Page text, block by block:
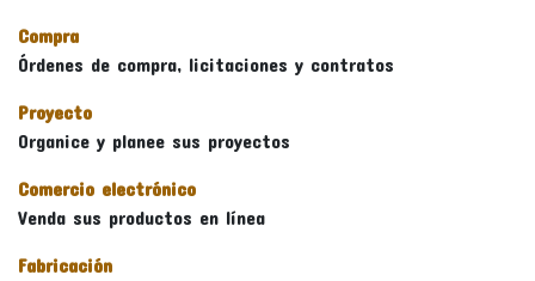
Compra
Órdenes de compra, licitaciones y contratos
Proyecto
Organice y planee sus proyectos
Comercio electrónico
Venda sus productos en línea
Fabricación